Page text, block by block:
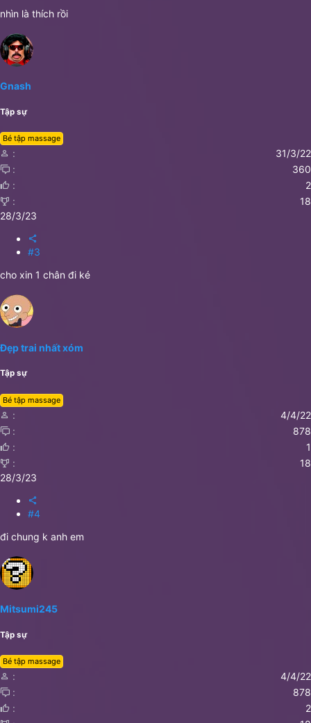
nhìn là thích rồi
Gnash
Tập sự
Bé tập massage
31/3/22
360
2
18
28/3/23
#3
cho xin 1 chân đi ké
Đẹp trai nhất xóm
Tập sự
Bé tập massage
4/4/22
878
1
18
28/3/23
#4
đi chung k anh em
Mitsumi245
Tập sự
Bé tập massage
4/4/22
878
2